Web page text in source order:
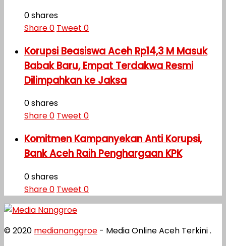
0 shares
Share0 Tweet 0
Korupsi Beasiswa Aceh Rp14,3 M Masuk
Babak Baru, Empat Terdakwa Resmi
Dilimpahkan ke Jaksa
0 shares
Share0 Tweet 0
Komitmen Kampanyekan Anti Korupsi,
Bank Aceh Raih Penghargaan KPK
0 shares
Share0 Tweet 0
© 2020 mediananggroe - Media Online Aceh Terkini .